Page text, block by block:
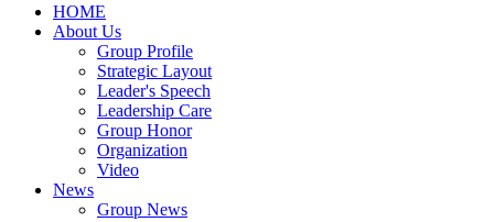
HOME
About Us
Group Profile
Strategic Layout
Leader's Speech
Leadership Care
Group Honor
Organization
Video
News
Group News